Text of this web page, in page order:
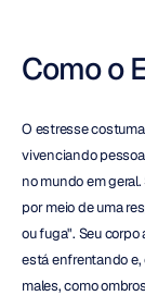
Como o
O estresse
vivenciando
no mundo em
por meio de uma
ou fuga". Seu
está enfrentando e,
males, como